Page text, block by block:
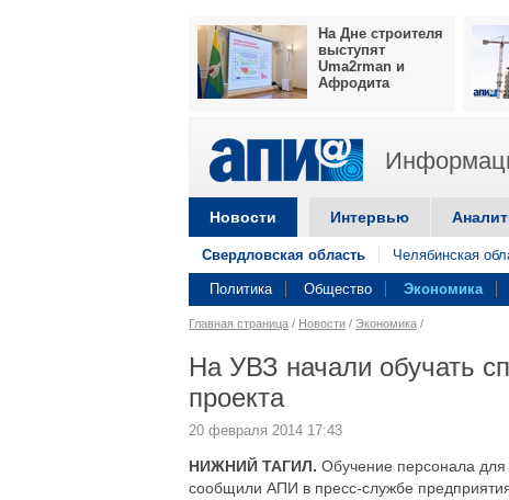
На Дне строителя
выступят
Uma2rman и
Афродита
Новости Интервью
Свердловская область Челябинская
Политика Общество Экономика
Главная страница / Новости / Экономика /
На УВЗ начали обучать
проекта
20 февраля 2014 17:43
НИЖНИЙ ТАГИЛ. Обучение персонала для
сообщили АПИ в пресс-службе